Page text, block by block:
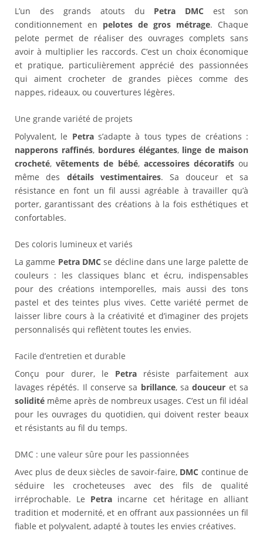
L’un des grands atouts du Petra DMC est son
conditionnement en pelotes de gros métrage. Chaque
pelote permet de réaliser des ouvrages complets sans
avoir à multiplier les raccords. C’est un choix économique
et pratique, particulièrement apprécié des passionnées
qui aiment crocheter de grandes pièces comme des
nappes, rideaux, ou couvertures légères.
Une grande variété de projets
Polyvalent, le Petras’adapte à tous types de créations :
napperons raffinés, bordures élégantes, linge de maison
crocheté,vêtements de bébé, accessoires décoratifsou
même des détails vestimentaires. Sa douceur et sa
résistance en font un fil aussi agréable à travailler qu’à
porter, garantissant des créations à la fois esthétiques et
confortables.
Des coloris lumineux et variés
La gamme Petra DMCse décline dans une large palette de
couleurs : les classiques blanc et écru, indispensables
pour des créations intemporelles, mais aussi des tons
pastel et des teintes plus vives. Cette variété permet de
laisser libre cours à la créativité et d’imaginer des projets
personnalisés qui reflètent toutes les envies.
Facile d’entretien et durable
Conçu pour durer, le Petra résiste parfaitement aux
lavages répétés. Il conserve sa brillance, sadouceur et sa
solidité même après de nombreux usages. C’est un fil idéal
pour les ouvrages du quotidien, qui doivent rester beaux
et résistants au fil du temps.
DMC : une valeur sûre pour les passionnées
Avec plus de deux siècles de savoir-faire, DMC continue de
séduire les crocheteuses avec des fils de qualité
irréprochable. Le Petra incarne cet héritage en alliant
tradition et modernité, et en offrant aux passionnées un fil
fiable et polyvalent, adapté à toutes les envies créatives.